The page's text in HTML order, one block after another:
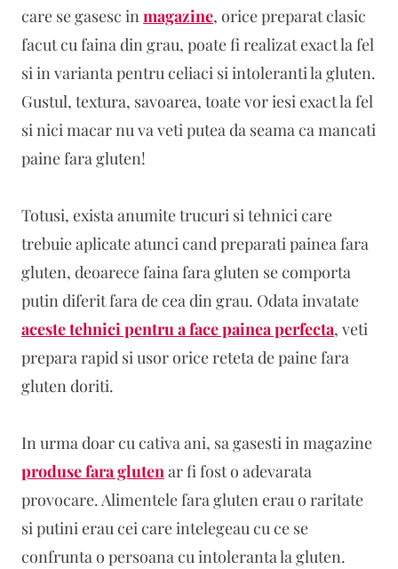
care se gasesc inmagazine, orice preparat clasic
facut cu faina din grau, poate fi realizat exact la fel
si in varianta pentru celiaci si intoleranti la gluten.
Gustul, textura, savoarea, toate vor iesi exact la fel
si nici macar nu va veti putea da seama ca mancati
paine fara gluten!
Totusi, exista anumite trucuri si tehnici care
trebuie aplicate atunci cand preparati painea fara
gluten, deoarece faina fara gluten se comporta
putin diferit fara de cea din grau. Odata invatate
aceste tehnici pentru a face painea perfecta, veti
prepara rapid si usor orice reteta de paine fara
gluten doriti.
In urma doar cu cativa ani, sa gasesti in magazine
produse fara glutenar fi fost o adevarata
provocare. Alimentele fara gluten erau o raritate
si putini erau cei care intelegeau cu ce se
confrunta o persoana cu intoleranta la gluten.